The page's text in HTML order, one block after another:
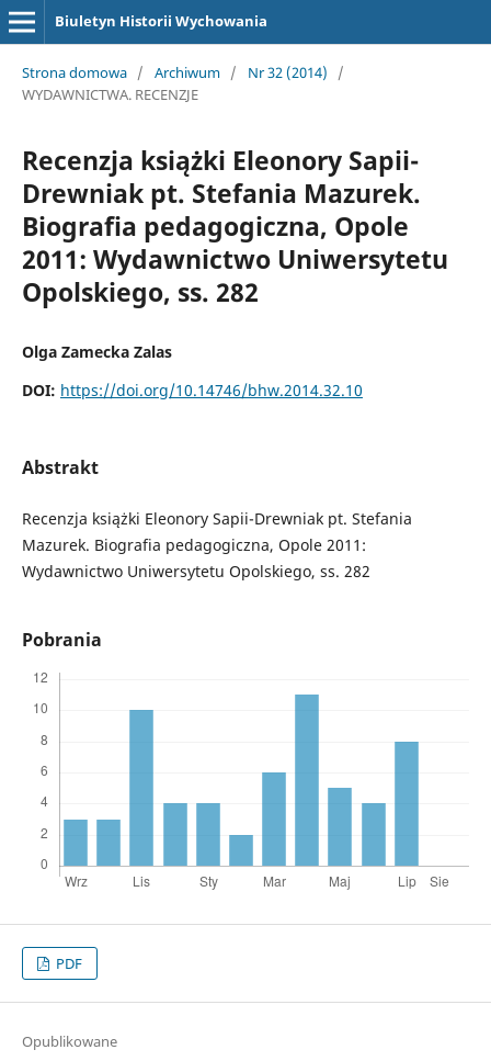
Biuletyn Historii Wychowania
Strona domowa / Archiwum / Nr 32 (2014)
/
WYDAWNICTWA. RECENZJE
Recenzja książki Eleonory Sapii-
Drewniak pt. Stefania Mazurek.
Biografia pedagogiczna, Opole
2011: Wydawnictwo Uniwersytetu
Opolskiego, ss. 282
Olga Zamecka Zalas
DOI: https://doi.org/10.14746/bhw.2014.32.10
Abstrakt
Recenzja książki Eleonory Sapii-Drewniak pt. Stefania
Mazurek. Biografia pedagogiczna, Opole 2011:
Wydawnictwo Uniwersytetu Opolskiego, ss. 282
Pobrania
PDF
Opublikowane